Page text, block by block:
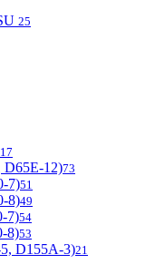
25
D65E-12)73
7)51
8)49
7)54
8)53
D155A-3)21